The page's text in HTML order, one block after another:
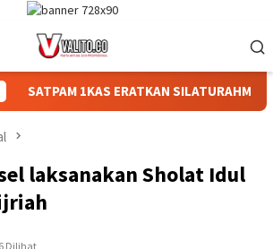
1KAS ERATKAN SILATURAHMI DI
laksanakan Sholat Idul
Dilihat